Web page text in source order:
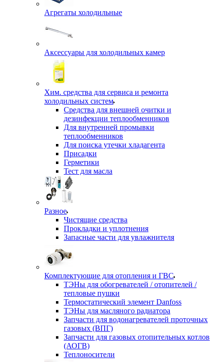
Агрегаты холодильные
Аксессуары для холодильных камер
Хим. средства для сервиса и ремонта
холодильных систем
Средства для внешней очитки и
дезинфекции теплообменников
Для внутренней промывки
теплообменников
Для поиска утечки хладагента
Присадки
Герметики
Тест для масла
Разное
Чистящие средства
Прокладки и уплотнения
Запасные части для увлажнителя
Комплектующие для отопления и ГВС
ТЭНы для обогревателей / отопителей /
тепловые пушки
Термостатический элемент Danfoss
ТЭНы для масляного радиатора
Запчасти для водонагревателей проточных
газовых (ВПГ)
Запчасти для газовых отопительных котлов
(АОГВ)
Теплоносители